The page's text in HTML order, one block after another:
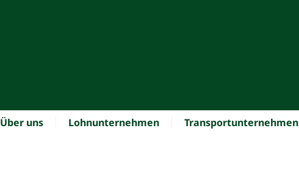
Über uns Lohnunternehmen Transportunternehmen